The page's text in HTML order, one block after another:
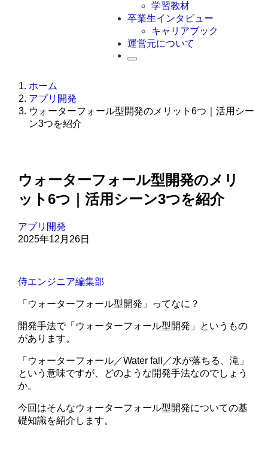
学習教材
卒業生インタビュー
キャリアブック
運営元について
ホーム
アプリ開発
ウォーターフォール型開発のメリット6つ｜活用シー
ン3つを紹介
ウォーターフォール型開発のメリ
ット6つ｜活用シーン3つを紹介
アプリ開発
2025年12月26日
侍エンジニア編集部
「ウォーターフォール型開発」ってなに？
開発手法で「ウォーターフォール型開発」というもの
があります。
「ウォーターフォール／Water fall／水が落ちる、滝」
という意味ですが、どのような開発手法なのでしょう
か。
今回はそんなウォーターフォール型開発についての基
礎知識を紹介します。